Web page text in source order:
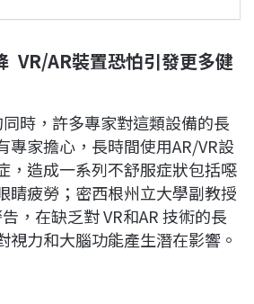
VR/AR裝置恐怕引發更多健
時，許多專家對這類設備的長
專家擔心，長時間使用AR/VR設
，造成一系列不舒服症狀包括噁
睛疲勞；密西根州立大學副教授
，在缺乏對 VR和AR 技術的長
視力和大腦功能產生潛在影響。